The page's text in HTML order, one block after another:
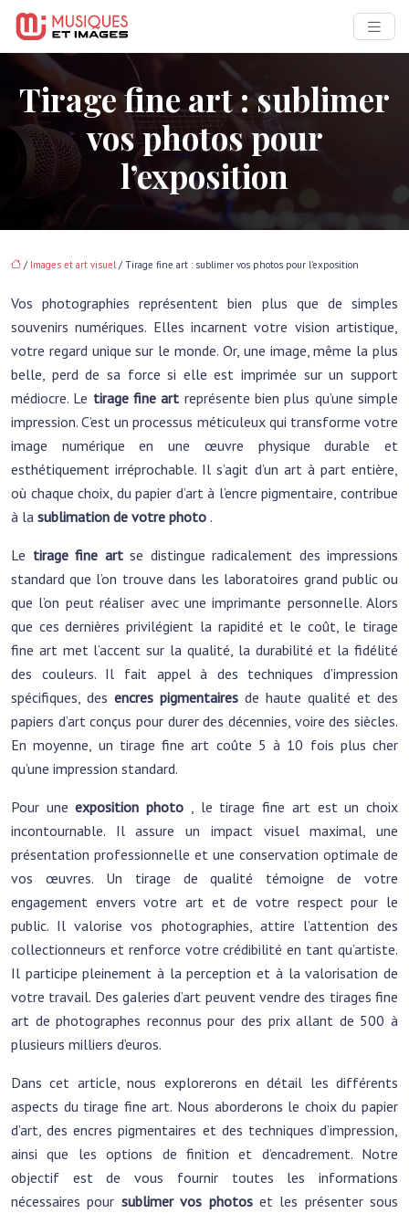
Tirage fine art : sublimer
vos photos pour
l’exposition
/ Images et art visuel/ Tirage fine art : sublimer vos photos pour l’exposition
Vos photographies représentent bien plus que de simples
souvenirs numériques. Elles incarnent votre vision artistique,
votre regard unique sur le monde. Or, une image, même la plus
belle, perd de sa force si elle est imprimée sur un support
médiocre. Le tirage fine art représente bien plus qu’une simple
impression. C’est un processus méticuleux qui transforme votre
image numérique en une œuvre physique durable et
esthétiquement irréprochable. Il s’agit d’un art à part entière,
où chaque choix, du papier d’art à l’encre pigmentaire, contribue
à la sublimation de votre photo .
Le tirage fine art se distingue radicalement des impressions
standard que l’on trouve dans les laboratoires grand public ou
que l’on peut réaliser avec une imprimante personnelle. Alors
que ces dernières privilégient la rapidité et le coût, le tirage
fine art met l’accent sur la qualité, la durabilité et la fidélité
des couleurs. Il fait appel à des techniques d’impression
spécifiques, des encres pigmentaires de haute qualité et des
papiers d’art conçus pour durer des décennies, voire des siècles.
En moyenne, un tirage fine art coûte 5 à 10 fois plus cher
qu’une impression standard.
Pour uneexposition photo , le tirage fine art est un choix
incontournable. Il assure un impact visuel maximal, une
présentation professionnelle et une conservation optimale de
vos œuvres. Un tirage de qualité témoigne de votre
engagement envers votre art et de votre respect pour le
public. Il valorise vos photographies, attire l’attention des
collectionneurs et renforce votre crédibilité en tant qu’artiste.
Il participe pleinement à la perception et à la valorisation de
votre travail. Des galeries d’art peuvent vendre des tirages fine
art de photographes reconnus pour des prix allant de 500 à
plusieurs milliers d’euros.
Dans cet article, nous explorerons en détail les différents
aspects du tirage fine art. Nous aborderons le choix du papier
d’art, des encres pigmentaires et des techniques d’impression,
ainsi que les options de finition et d’encadrement. Notre
objectif est de vous fournir toutes les informations
nécessaires pour sublimer vos photos et les présenter sous